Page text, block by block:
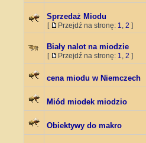
Sprzedaż Miodu
[ Przejdź na stronę: 1, 2 ]
Biały nalot na miodzie
[ Przejdź na stronę: 1, 2 ]
cena miodu w Niemczech
Miód miodek miodzio
Obiektywy do makro